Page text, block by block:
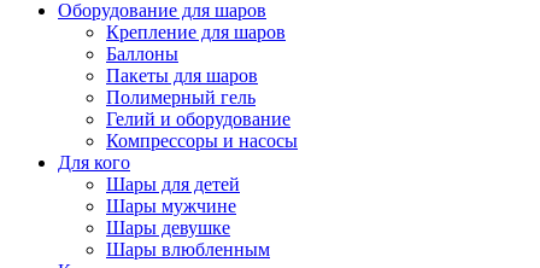
Оборудование для шаров
Крепление для шаров
Баллоны
Пакеты для шаров
Полимерный гель
Гелий и оборудование
Компрессоры и насосы
Для кого
Шары для детей
Шары мужчине
Шары девушке
Шары влюбленным